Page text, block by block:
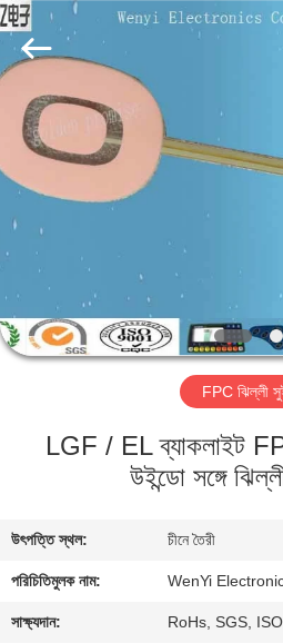
বাড়ি
পণ্য
আমাদের
সম্পর্কে
কারখানা
যোগাযোগ
করুন
Jinyuanhang
Electronic
Technology
Co.,
Ltd.
All
Reserved.
FPC ঝিল্লী
LGF / EL ব্যাকলাইট
উইন্ডো সঙ্গে
উৎপত্তি স্থল: চীনে তৈরী
পরিচিতিমুলক নাম: WenYi
সাক্ষ্যদান: RoHs, SGS,